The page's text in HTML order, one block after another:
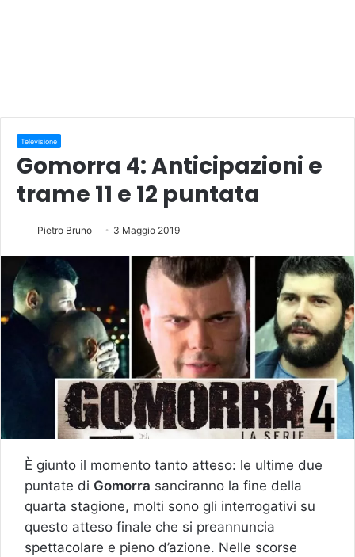
Televisione
Gomorra 4: Anticipazioni e
trame 11 e 12 puntata
Pietro Bruno 3 Maggio 2019
È giunto il momento tanto atteso: le ultime due
puntate di Gomorra sanciranno la fine della
quarta stagione, molti sono gli interrogativi su
questo atteso finale che si preannuncia
spettacolare e pieno d’azione. Nelle scorse